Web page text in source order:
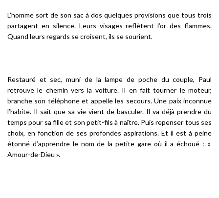
L’homme sort de son sac à dos quelques provisions que tous trois
partagent en silence. Leurs visages reflètent l’or des flammes.
Quand leurs regards se croisent, ils se sourient.
Restauré et sec, muni de la lampe de poche du couple, Paul
retrouve le chemin vers la voiture. Il en fait tourner le moteur,
branche son téléphone et appelle les secours. Une paix inconnue
l’habite. Il sait que sa vie vient de basculer. Il va déjà prendre du
temps pour sa fille et son petit-fils à naître. Puis repenser tous ses
choix, en fonction de ses profondes aspirations. Et il est à peine
étonné d’apprendre le nom de la petite gare où il a échoué : «
Amour-de-Dieu ».